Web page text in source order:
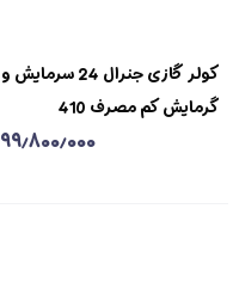
کولر گازی جنرال 24 سرمایش و
گرمایش کم مصرف 410
۹۹٫۸۰۰٫۰۰۰